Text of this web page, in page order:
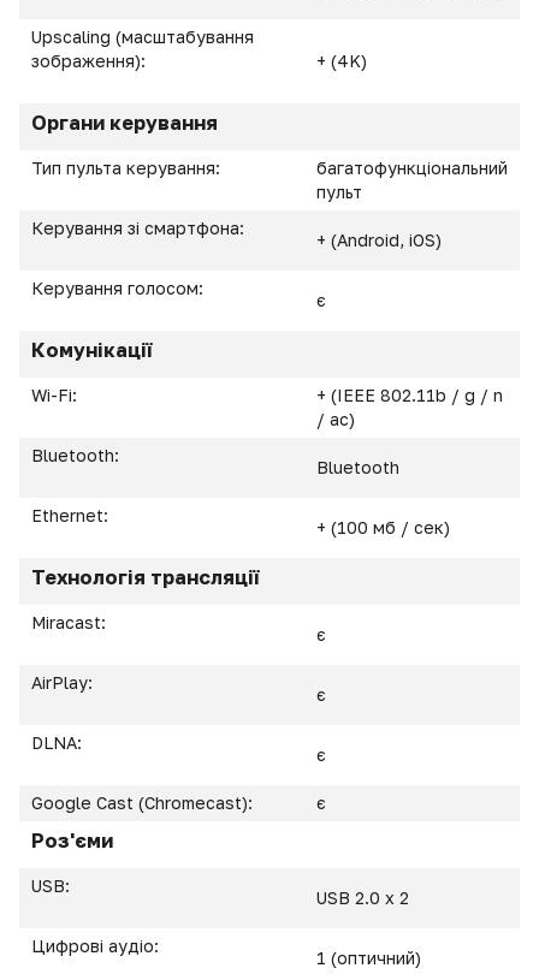
Upscaling (масштабування
зображення):
+ (4K)
Органи керування
Тип пульта керування:
багатофункціональний
пульт
Керування зі смартфона:
+ (Android, iOS)
Керування голосом:
є
Комунікації
Wi-Fi:
+ (IEEE 802.11b / g / n
/ ас)
Bluetooth:
Bluetooth
Ethernet:
+ (100 мб / сек)
Технологія трансляції
Miracast:
є
AirPlay:
є
DLNA:
є
Google Cast (Chromecast): є
Роз'єми
USB:
USB 2.0 х 2
Цифрові аудіо:
1 (оптичний)